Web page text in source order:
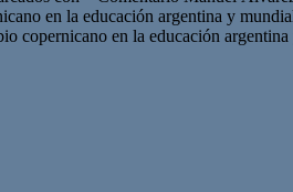
en la educación argentina y
copernicano en la educación